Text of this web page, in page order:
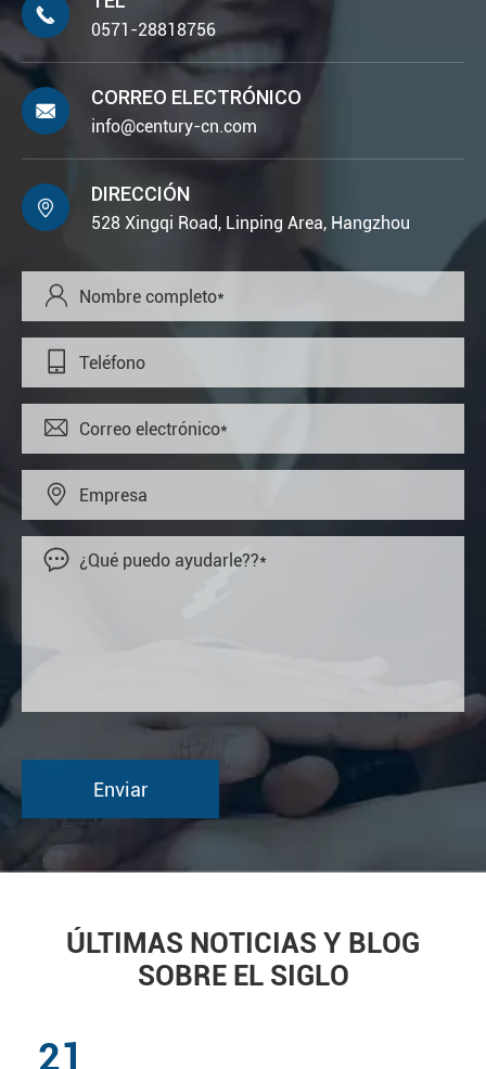

0571-28818756

CORREO ELECTRÓNICO
info@century-cn.com

DIRECCIÓN
528 Xingqi Road, Linping Area, Hangzhou





ÚLTIMAS NOTICIAS Y BLOG
SOBRE EL SIGLO
21